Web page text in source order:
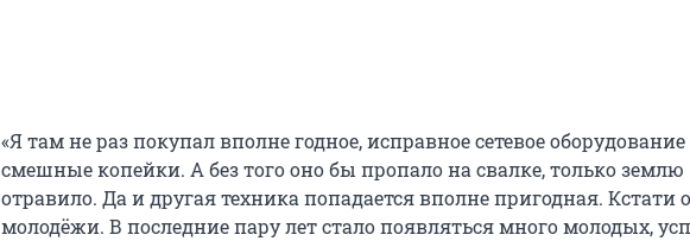
«Я там не раз покупал вполне годное, исправное сетевое оборудование
смешные копейки. А без того оно бы пропало на свалке, только землю
отравило. Да и другая техника попадается вполне пригодная. Кстати о
молодёжи. В последние пару лет стало появляться много молодых,